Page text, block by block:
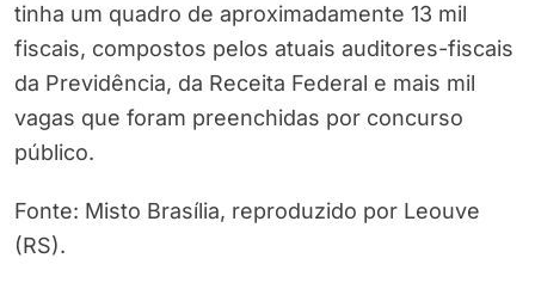
tinha um quadro de aproximadamente 13 mil
fiscais, compostos pelos atuais auditores-fiscais
da Previdência, da Receita Federal e mais mil
vagas que foram preenchidas por concurso
público.
Fonte: Misto Brasília, reproduzido por Leouve
(RS).